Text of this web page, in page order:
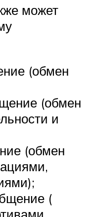
может
(обмен
(обмен
и
(обмен
(